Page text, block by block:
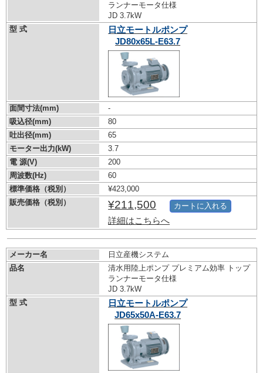
ランナーモータ仕様
JD 3.7kW
型 式
日立モートルポンプ
JD80x65L-E63.7
面間寸法(mm)
-
吸込径(mm)
80
吐出径(mm)
65
モーター出力(kW)
3.7
電 源(V)
200
周波数(Hz)
60
標準価格（税別）
¥423,000
販売価格（税別）
¥211,500
詳細はこちらへ
カートに入れる
メーカー名
日立産機システム
品名
清水用陸上ポンプ プレミアム効率 トップ
ランナーモータ仕様
JD 3.7kW
型 式
日立モートルポンプ
JD65x50A-E63.7